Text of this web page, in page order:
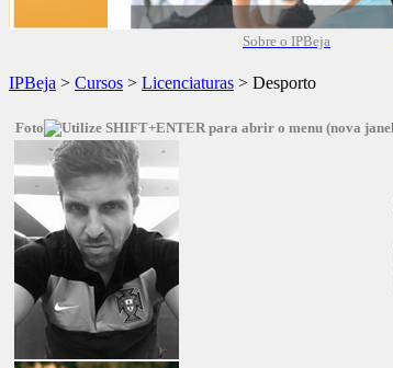
Sobre o IPBeja
IPBeja > Cursos > Licenciaturas > Desporto
Foto